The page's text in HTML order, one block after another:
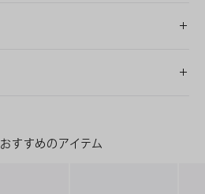
すすめのアイテム